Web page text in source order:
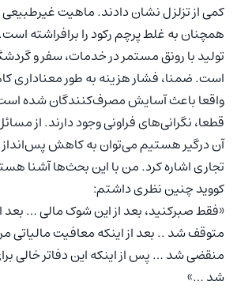
کمی از تزلزل نشان دادند. ماهیت
همچنان به غلط پرچم رکود را برافراشته
تولید با رونق مستمر در خدمات، سفر و
است. ضمنا، فشار هزینه به طور معناداری
واقعا باعث آسایش مصرف‌کنندگان شده
قطعا، نگرانی‌های فراونی وجود دارند. از
آن درگیر هستیم می‌توان به کاهش پس‌انداز
تجاری اشاره کرد. من با این بحث‌ها آشنا
کووید چنین نظری داشتم:
«فقط صبرکنید، بعد از این شوک مالی … بعد
متوقف شد .. بعد از اینکه معافیت مالیاتی
منقضی شد … پس از اینکه این دفاتر خالی
شد …»